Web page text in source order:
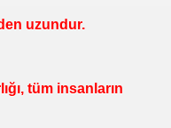
uzundur.
tüm insanların